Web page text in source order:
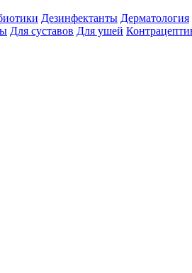
Дезинфектанты Дерматология
Для суставов Для ушей